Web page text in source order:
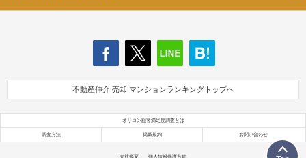
不動産仲介 売却 マンションランキングトップへ
オリコン顧客満足度調査とは
調査方法 掲載規約 お問い合わせ
会社概要 個人情報保護方針